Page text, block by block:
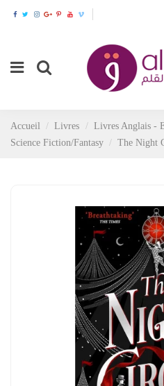
Accueil Livres Livres Anglais -
Science Fiction/Fantasy
The Night